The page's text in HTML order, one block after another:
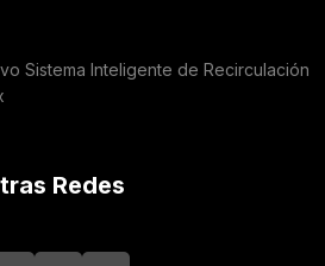
Sistema Inteligente de Recirculación
Redes